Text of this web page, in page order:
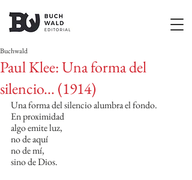
Paul Klee: Una forma del
silencio... (1914)
Buchwald
Una forma del silencio alumbra el fondo.
En proximidad
algo emite luz,
no de aquí
no de mí,
sino de Dios.